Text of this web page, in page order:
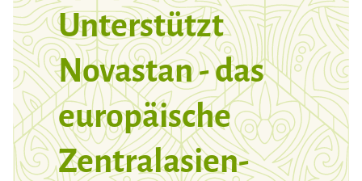
Unterstützt
Novastan - das
europäische
Zentralasien-